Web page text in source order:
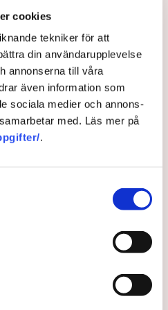
cookies
tekniker för att
din användarupplevelse
annonserna till våra
även information som
sociala medier och annons-
med. Läs mer på
.
ruta ett och processen
kan regeringen behöva
och det är vi
infrastrukturminister
Cervantes